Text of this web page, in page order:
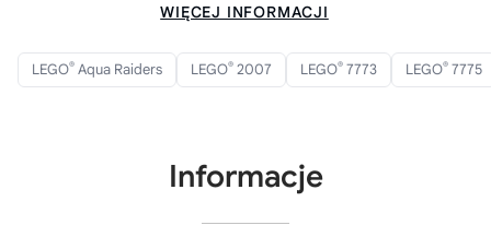
WIĘCEJ INFORMACJI
LEGO® Aqua Raiders LEGO® 2007 LEGO® 7773 LEGO® 7775
Informacje